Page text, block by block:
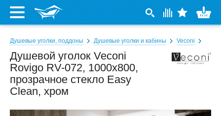
Душевые уголки, поддоны Душевые уголки и кабины Veconi
Душевой уголок Veconi
Rovigo RV-072, 1000x800,
прозрачное стекло Easy
Clean, хром